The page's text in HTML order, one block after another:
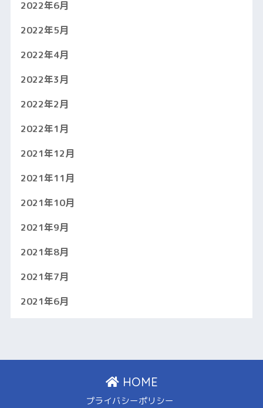
2022年6月
2022年5月
2022年4月
2022年3月
2022年2月
2022年1月
2021年12月
2021年11月
2021年10月
2021年9月
2021年8月
2021年7月
2021年6月
HOME
プライバシーポリシー